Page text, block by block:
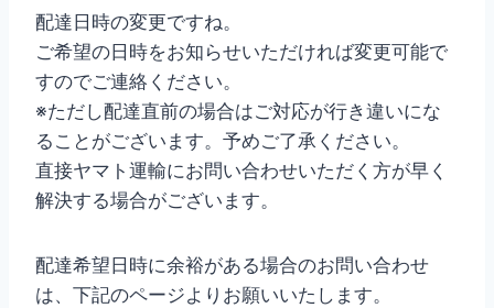
配達日時の変更ですね。
ご希望の日時をお知らせいただければ変更可能で
すのでご連絡ください。
※ただし配達直前の場合はご対応が行き違いにな
ることがございます。予めご了承ください。
直接ヤマト運輸にお問い合わせいただく方が早く
解決する場合がございます。
配達希望日時に余裕がある場合のお問い合わせ
は、下記のページよりお願いいたします。